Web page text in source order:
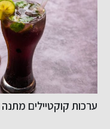
ערכות קוקטיילים